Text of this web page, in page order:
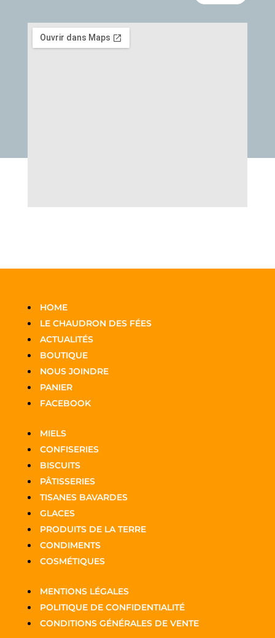
HOME
LE CHAUDRON DES FÉES
ACTUALITÉS
BOUTIQUE
NOUS JOINDRE
PANIER
FACEBOOK
MIELS
CONFISERIES
BISCUITS
PÂTISSERIES
TISANES BAVARDES
GLACES
PRODUITS DE LA TERRE
CONDIMENTS
COSMÉTIQUES
MENTIONS LÉGALES
POLITIQUE DE CONFIDENTIALITÉ
CONDITIONS GÉNÉRALES DE VENTE